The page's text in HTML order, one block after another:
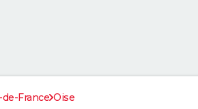
France Oise